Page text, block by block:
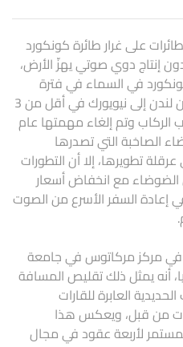
على غرار طائرة كونكورد
إنتاج دوي صوتي يهزّ الأرض،
في السماء في فترة
السبعينات، والتي كانت تطير من لندن إلى نيويورك في أقل من 3
وتم إلغاء مهمتها عام
الصاخبة التي تصدرها
تطويرها، إلا أن التطورات
الضوضاء مع انخفاض أسعار
إعادة السفر الأسرع من الصوت
في مركز مركاتوس في جامعة
أنه يمثل ذلك تقليص المسافة
العابرة للقارات
من قبل، ويعكس هذا
لأربعة عقود في مجال